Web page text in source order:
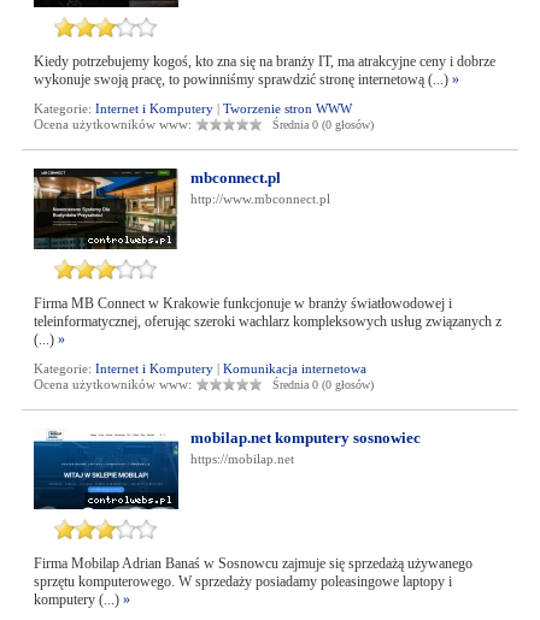
Kiedy potrzebujemy kogoś, kto zna się na branży IT, ma atrakcyjne ceny i dobrze
wykonuje swoją pracę, to powinniśmy sprawdzić stronę internetową (...) »
Kategorie: Internet i Komputery| Tworzenie stron WWW
Ocena użytkowników www:
Średnia 0 (0 głosów)
mbconnect.pl
http://www.mbconnect.pl
Firma MB Connect w Krakowie funkcjonuje w branży światłowodowej i
teleinformatycznej, oferując szeroki wachlarz kompleksowych usług związanych z
(...) »
Kategorie: Internet i Komputery| Komunikacja internetowa
Ocena użytkowników www:
Średnia 0 (0 głosów)
mobilap.net komputery sosnowiec
https://mobilap.net
Firma Mobilap Adrian Banaś w Sosnowcu zajmuje się sprzedażą używanego
sprzętu komputerowego. W sprzedaży posiadamy poleasingowe laptopy i
komputery (...) »